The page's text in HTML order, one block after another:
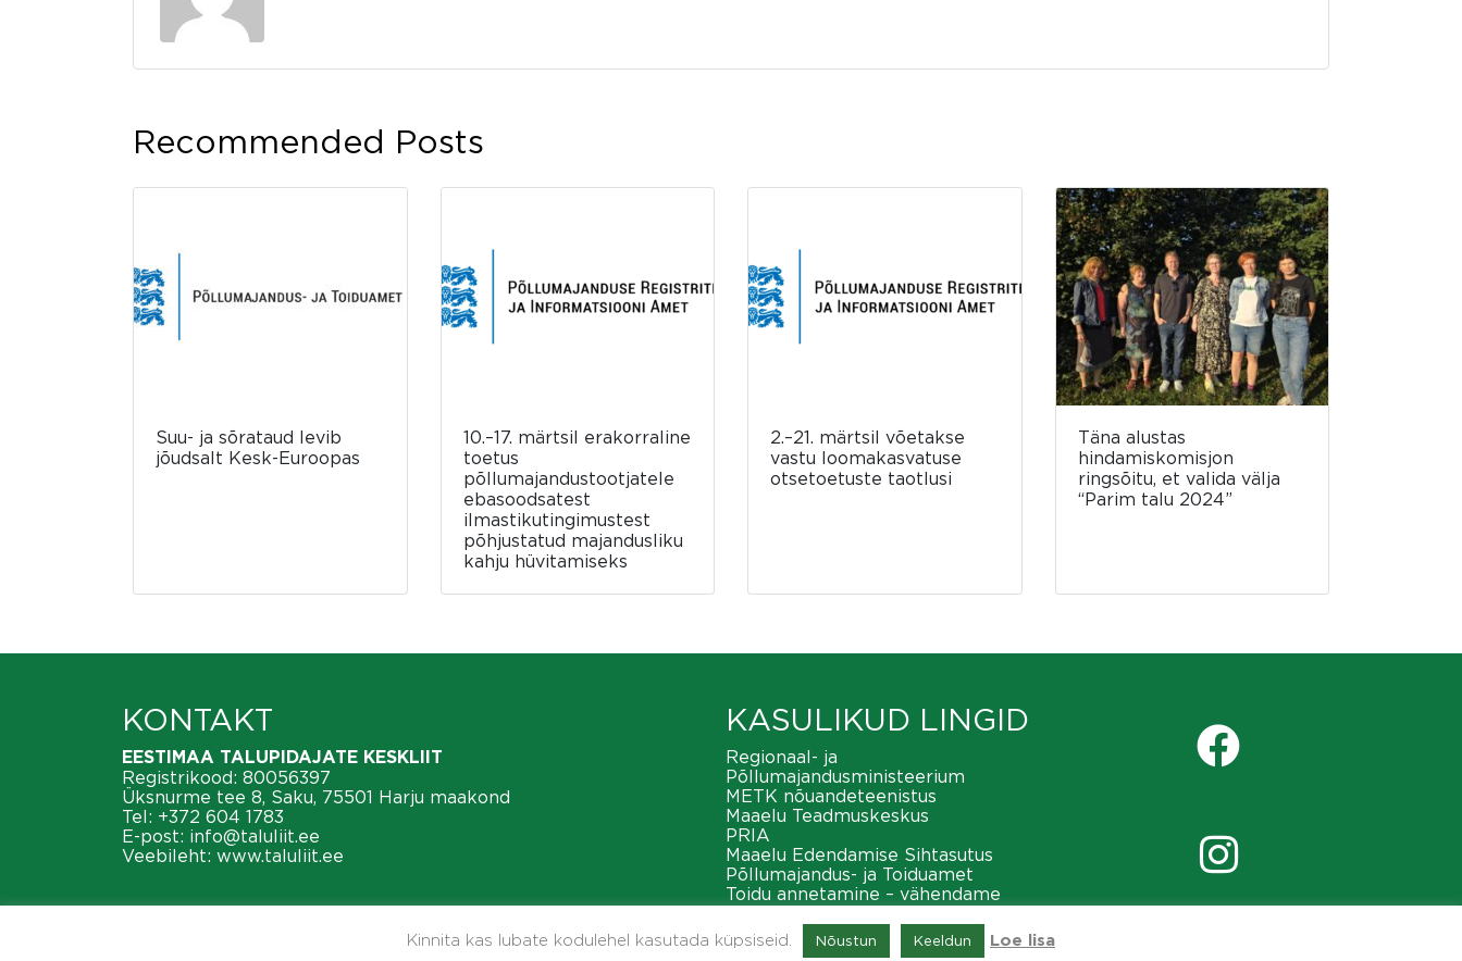
Recommended Posts
Suu- ja sõrataud levib
jõudsalt Kesk-Euroopas
10.–17. märtsil erakorraline
toetus
põllumajandustootjatele
ebasoodsatest
ilmastikutingimustest
põhjustatud majandusliku
kahju hüvitamiseks
2.–21. märtsil võetakse
vastu loomakasvatuse
otsetoetuste taotlusi
Täna alustas
hindamiskomisjon
ringsõitu, et valida välja
“Parim talu 2024”
KONTAKT
EESTIMAA TALUPIDAJATE KESKLIIT
Registrikood: 80056397
Üksnurme tee 8, Saku, 75501 Harju maakond
Tel: +372 604 1783
E-post: info@taluliit.ee
Veebileht: www.taluliit.ee
KASULIKUD LINGID
Regionaal- ja
Põllumajandusministeerium
METK nõuandeteenistus
Maaelu Teadmuskeskus
PRIA
Maaelu Edendamise Sihtasutus
Põllumajandus- ja Toiduamet
Toidu annetamine – vähendame
METK maaeluvõrgustik
Kinnita kas lubate kodulehel kasutada küpsiseid. Nõustun Keeldun Loe lisa